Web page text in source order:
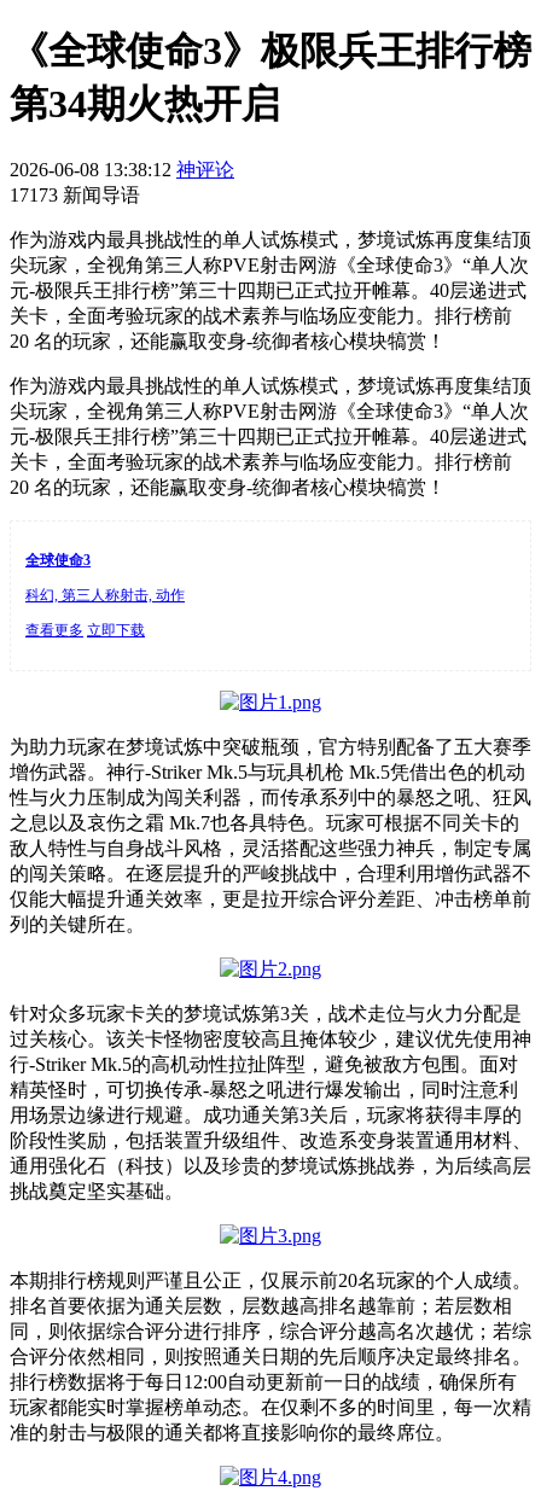
《全球使命3》极限兵王排行榜
第34期火热开启
2026-06-08 13:38:12 神评论
17173 新闻导语
作为游戏内最具挑战性的单人试炼模式，梦境试炼再度集结顶
尖玩家，全视角第三人称PVE射击网游《全球使命3》“单人次
元-极限兵王排行榜”第三十四期已正式拉开帷幕。40层递进式
关卡，全面考验玩家的战术素养与临场应变能力。排行榜前
20 名的玩家，还能赢取变身-统御者核心模块犒赏！
作为游戏内最具挑战性的单人试炼模式，梦境试炼再度集结顶
尖玩家，全视角第三人称PVE射击网游《全球使命3》“单人次
元-极限兵王排行榜”第三十四期已正式拉开帷幕。 40层递进式
关卡，全面考验玩家的战术素养与临场应变能力。排行榜前
20 名的玩家，还能赢取变身-统御者核心模块犒赏！
全球使命3
科幻, 第三人称射击, 动作
查看更多 立即下载
为助力玩家在梦境试炼中突破瓶颈，官方特别配备了五大赛季
增伤武器。神行-Striker Mk.5与玩具机枪 Mk.5凭借出色的机动
性与火力压制成为闯关利器，而传承系列中的暴怒之吼、狂风
之息以及哀伤之霜 Mk.7也各具特色。玩家可根据不同关卡的
敌人特性与自身战斗风格，灵活搭配这些强力神兵，制定专属
的闯关策略。在逐层提升的严峻挑战中，合理利用增伤武器不
仅能大幅提升通关效率，更是拉开综合评分差距、冲击榜单前
列的关键所在。
针对众多玩家卡关的梦境试炼第3关，战术走位与火力分配是
过关核心。该关卡怪物密度较高且掩体较少，建议优先使用神
行-Striker Mk.5的高机动性拉扯阵型，避免被敌方包围。面对
精英怪时，可切换传承-暴怒之吼进行爆发输出，同时注意利
用场景边缘进行规避。成功通关第3关后，玩家将获得丰厚的
阶段性奖励，包括装置升级组件、改造系变身装置通用材料、
通用强化石（科技）以及珍贵的梦境试炼挑战券，为后续高层
挑战奠定坚实基础。
本期排行榜规则严谨且公正，仅展示前20名玩家的个人成绩。
排名首要依据为通关层数，层数越高排名越靠前；若层数相
同，则依据综合评分进行排序，综合评分越高名次越优；若综
合评分依然相同，则按照通关日期的先后顺序决定最终排名。
排行榜数据将于每日 12:00自动更新前一日的战绩，确保所有
玩家都能实时掌握榜单动态。在仅剩不多的时间里，每一次精
准的射击与极限的通关都将直接影响你的最终席位。